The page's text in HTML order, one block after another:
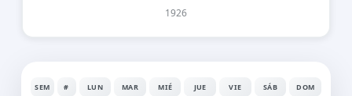
1926
SEM # LUN MAR MIÉ JUE VIE SÁB DOM